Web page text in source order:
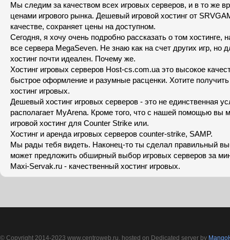
Мы следим за качеством всех игровых серверов, и в то же
ценами игрового рынка. Дешевый игровой хостинг от
качестве, сохраняет цены на доступном.
Сегодня, я хочу очень подробно рассказать о том хостинге,
все сервера MegaSeven. Не знаю как на счет других игр, но
хостинг почти идеален. Почему же.
Хостинг игровых серверов Host-cs.com.ua это высокое
быстрое оформление и разумные расценки. Хотите
хостинг игровых.
Дешевый хостинг игровых серверов - это не единственная
располагает MyArena. Кроме того, что с нашей помощью вы
игровой хостинг для Counter Strike или.
Хостинг и аренда игровых серверов counter-strike, SAMP.
Мы рады тебя видеть. Наконец-то ты сделал правильный
может предложить обширный выбор игровых серверов за
Maxi-Servak.ru - качественный хостинг игровых.
© Copyright 2014-2023 www.centroweb.ru, hosted on Dedicated server by